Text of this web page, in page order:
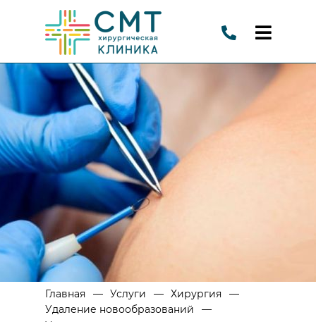
Главная — Услуги — Хирургия
—
Удаление новообразований
—